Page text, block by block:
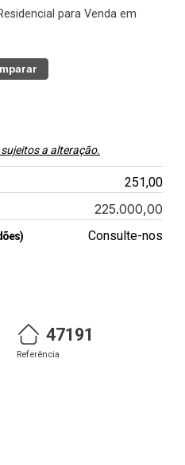
para Venda em
a alteração.
251,00
225.000,00
Consulte-nos
47191
Referência